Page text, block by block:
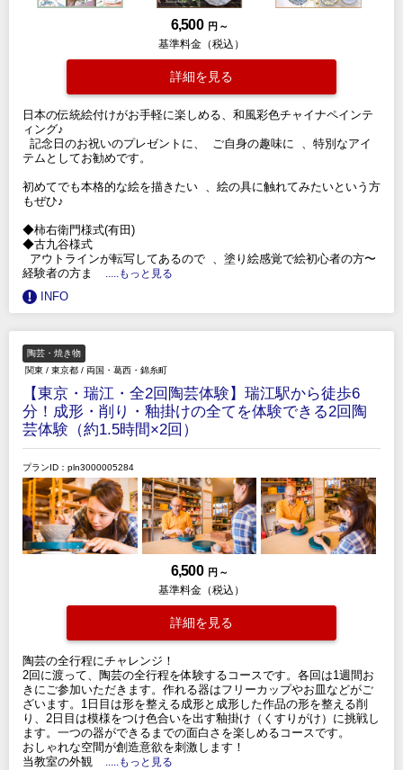
6,500 円 ～
基準料金（税込）
詳細を見る
日本の伝統絵付けがお手軽に楽しめる、和風彩色チャイナペインテ
ィング♪
記念日のお祝いのプレゼントに、 ご自身の趣味に 、特別なアイ
テムとしてお勧めです。
初めてでも本格的な絵を描きたい 、絵の具に触れてみたいという方
もぜひ♪
◆柿右衛門様式(有田)
◆古九谷様式
アウトラインが転写してあるので 、塗り絵感覚で絵初心者の方〜
経験者の方ま
.....もっと見る
INFO
陶芸・焼き物
関東 / 東京都 / 両国・葛西・錦糸町
【東京・瑞江・全2回陶芸体験】瑞江駅から徒歩6
分！成形・削り・釉掛けの全てを体験できる2回陶
芸体験（約1.5時間×2回）
プランID：pln3000005284
6,500 円 ～
基準料金（税込）
詳細を見る
陶芸の全行程にチャレンジ！
2回に渡って、陶芸の全行程を体験するコースです。各回は1週間お
きにご参加いただきます。作れる器はフリーカップやお皿などがご
ざいます。1日目は形を整える成形と成形した作品の形を整える削
り、2日目は模様をつけ色合いを出す釉掛け（くすりがけ）に挑戦し
ます。一つの器ができるまでの面白さを楽しめるコースです。
おしゃれな空間が創造意欲を刺激します！
当教室の外観
.....もっと見る